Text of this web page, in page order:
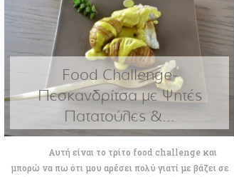
Food Challenge-
Πεσκανδρίτσα με Ψητές
Πατατούλες &...
Αυτή είναι το τρίτο food challenge και
μπορώ να πω ότι μου αρέσει πολύ γιατί με βάζει σε